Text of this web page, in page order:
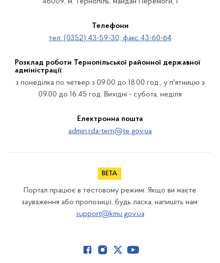
Телефони
тел. (0352) 43-59-30, факс 43-60-64
Розклад роботи Тернопільської районної державної
адміністрації:
з понеділка по четвер з 09.00 до 18.00 год., у п'ятницю з
09.00 до 16.45 год. Вихідні - субота, неділя
Електронна пошта
admin.rda-tern@te.gov.ua
Портал працює в тестовому режимі. Якщо ви маєте
зауваження або пропозиції, будь ласка, напишіть нам:
support@kmu.gov.ua